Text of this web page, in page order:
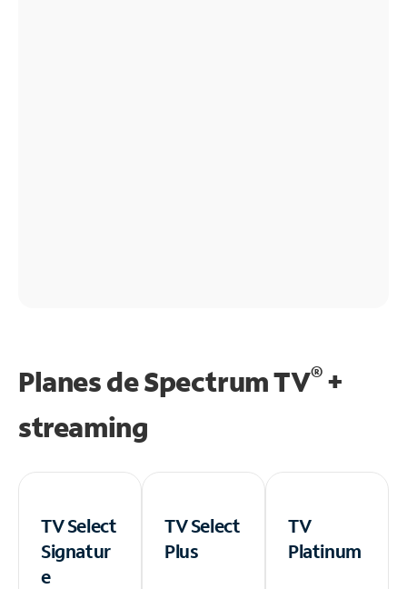
Planes de Spectrum TV®+
streaming
TV Select
Signatur
e
TV Select
Plus
TV
Platinum